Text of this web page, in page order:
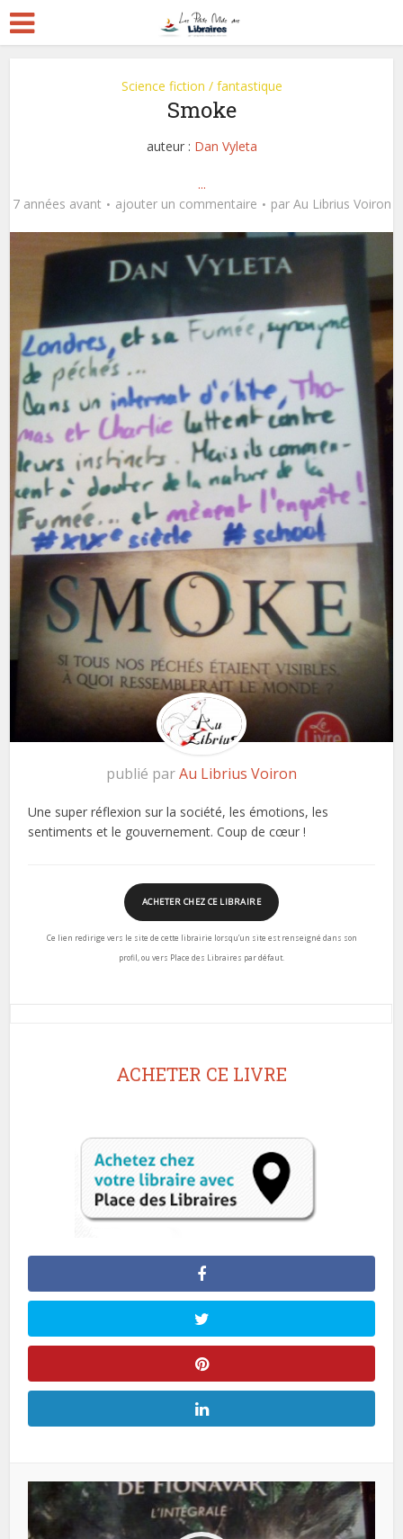
Science fiction / fantastique
Smoke
auteur : Dan Vyleta
...
7 années avant
ajouter un commentaire par Au Librius Voiron
publié parAu Librius Voiron
Une super réflexion sur la société, les émotions, les
sentiments et le gouvernement. Coup de cœur !
ACHETER CHEZ CE LIBRAIRE
Ce lien redirige vers le site de cette librairie lorsqu’un site est renseigné dans son
profil, ou vers Place des Libraires par défaut.
ACHETER CE LIVRE